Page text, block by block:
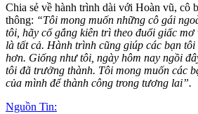
Chia sẻ về hành trình dài với Hoàn vũ, cô
thông: “Tôi mong muốn những cô gái
tôi, hãy cố gắng kiên trì theo đuổi giấc
là tất cả. Hành trình cũng giúp các bạn
hơn. Giống như tôi, ngày hôm nay ngồi
tôi đã trưởng thành. Tôi mong muốn các
của mình để thành công trong tương lai”.
Nguồn Tin: